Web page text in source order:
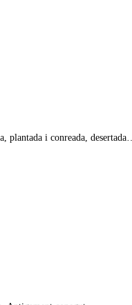
plantada i conreada, desertada…